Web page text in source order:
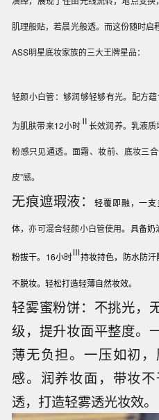
肌理般贴，若晨光般透。而这份随时启
ASS明星底妆家族的三大王牌星品：
轻颜小白管：够润够轻够有光。配方
为肌肤带来12小时Ⅱ长效润养。乳液
粉感只见通透。面霜、妆前、底妆三
皮”感。
无痕遮瑕液：轻覆即融，一
体，亦可混合轻颜小白管使用。具备奶
粉拔干。16小时Ⅲ持妆持色，防水防
不脱妆。轻松打造轻薄自然妆效。
轻雾蜜粉饼：不挑光，
级，提升妆面平整度。
薄无负担。一压如初
感。润养妆面，带妆
透，打造轻雾透光妆效。